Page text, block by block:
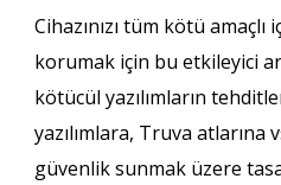
Cihazınızı tüm kötü
korumak için bu etkileyici
kötücül yazılımların
yazılımlara, Truva atlarına
güvenlik sunmak üzere